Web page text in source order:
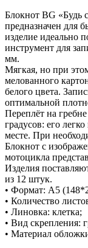
Блокнот BG «Будь
предназначен для
изделие идеально
инструмент для
мм.
Мягкая, но при
мелованного
белого цвета.
оптимальной
Переплёт на
градусов: его
месте. При
Блокнот с
мотоцикла
Изделия
из 12 штук.
• Формат: А5
• Количество
• Линовка: клетка;
• Вид скрепления:
• Материал